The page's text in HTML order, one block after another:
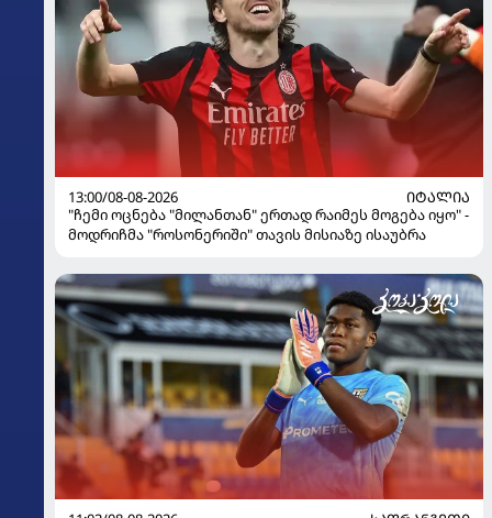
13:00/08-08-2026
ᲘᲢᲐᲚᲘᲐ
"ჩემი ოცნება "მილანთან" ერთად რაიმეს მოგება იყო" -
მოდრიჩმა "როსონერიში" თავის მისიაზე ისაუბრა